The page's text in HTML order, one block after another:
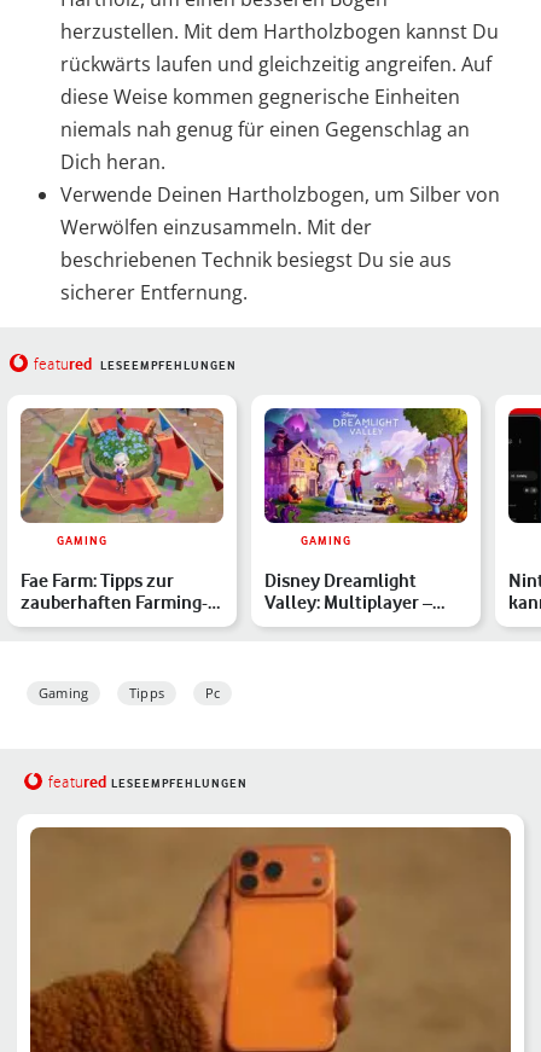
herzustellen. Mit dem Hartholzbogen kannst Du
rückwärts laufen und gleichzeitig angreifen. Auf
diese Weise kommen gegnerische Einheiten
niemals nah genug für einen Gegenschlag an
Dich heran.
Verwende Deinen Hartholzbogen, um Silber von
Werwölfen einzusammeln. Mit der
beschriebenen Technik besiegst Du sie aus
sicherer Entfernung.
featured LESEEMPFEHLUNGEN
GAMING
Fae Farm: Tipps zur
zauberhaften Farming-
Sim
GAMING
Disney Dreamlight
Valley: Multiplayer –
kannst Du das Game zu
Gaming Tipps Pc
featured LESEEMPFEHLUNGEN